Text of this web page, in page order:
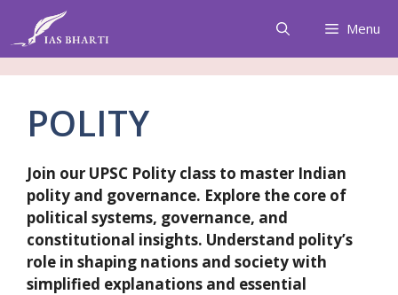
content
Menu
POLITY
Join our UPSC Polity class to master Indian
polity and governance. Explore the core of
political systems, governance, and
constitutional insights. Understand polity’s
role in shaping nations and society with
simplified explanations and essential